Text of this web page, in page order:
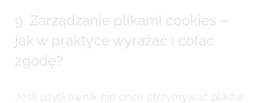
9. Zarządzanie plikami cookies –
jak w praktyce wyrażać i cofać
zgodę?
Jeśli użytkownik nie chce otrzymywać plików